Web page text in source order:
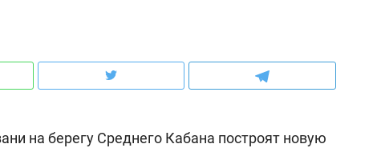
на берегу Среднего Кабана построят новую